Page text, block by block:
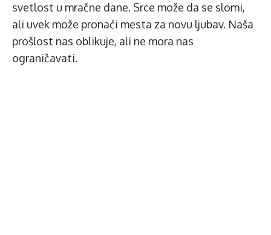
svetlost u mračne dane. Srce može da se slomi,
ali uvek može pronaći mesta za novu ljubav. Naša
prošlost nas oblikuje, ali ne mora nas
ograničavati.